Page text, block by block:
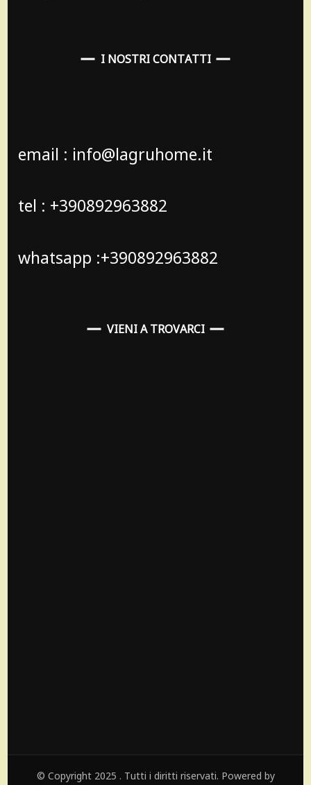
I NOSTRI CONTATTI
email : info@lagruhome.it
tel : +390892963882
whatsapp :+390892963882
VIENI A TROVARCI
© Copyright 2025 . Tutti i diritti riservati. Powered by